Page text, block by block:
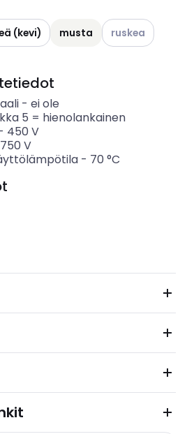
vaihtoehdot
(kevi) musta Katso
ruskea
- ei ole
5 = hienolankainen
450 V
750 V
- 70 °C